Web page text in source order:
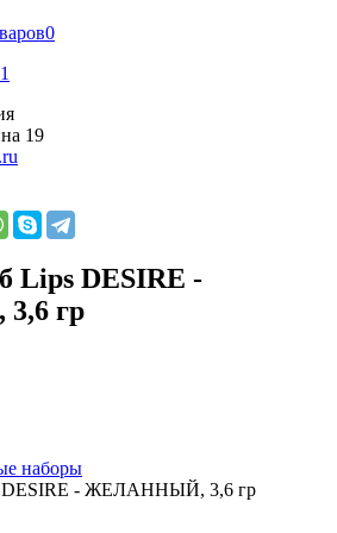
0
19
Lips DESIRE -
гр
наборы
DESIRE - ЖЕЛАННЫЙ, 3,6 гр